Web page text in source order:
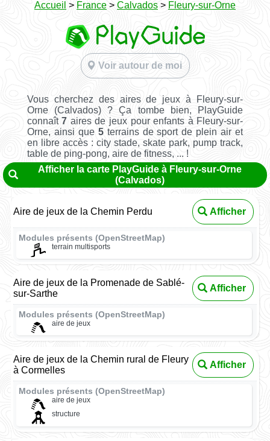
Accueil > France > Calvados > Fleury-sur-Orne
Voir autour de moi
Vous cherchez des aires de jeux à Fleury-sur-
Orne (Calvados) ? Ça tombe bien, PlayGuide
connaît7 aires de jeux pour enfants à Fleury-sur-
Orne, ainsi que 5terrains de sport de plein air et
en libre accès : city stade, skate park, pump track,
table de ping-pong, aire de fitness, ... !
Afficher la carte PlayGuide à Fleury-sur-Orne
(Calvados)
Aire de jeux de la Chemin Perdu Afficher
Modules présents (OpenStreetMap)
terrain multisports
Aire de jeux de la Promenade de Sablé-
sur-Sarthe
Afficher
Modules présents (OpenStreetMap)
aire de jeux
Aire de jeux de la Chemin rural de Fleury
à Cormelles
Afficher
Modules présents (OpenStreetMap)
aire de jeux
structure